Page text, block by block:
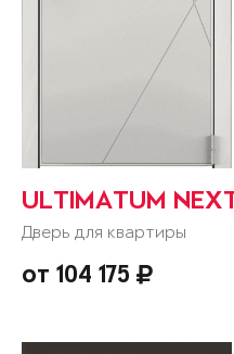
ULTIMATUM NEXT
Дверь для квартиры
от 104 175